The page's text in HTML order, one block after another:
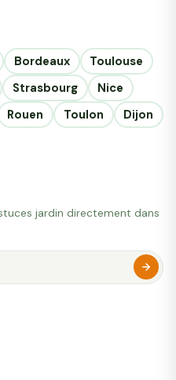
Bordeaux
Toulouse
Strasbourg
Nice
Rouen Toulon
Dijon
jardin directement dans